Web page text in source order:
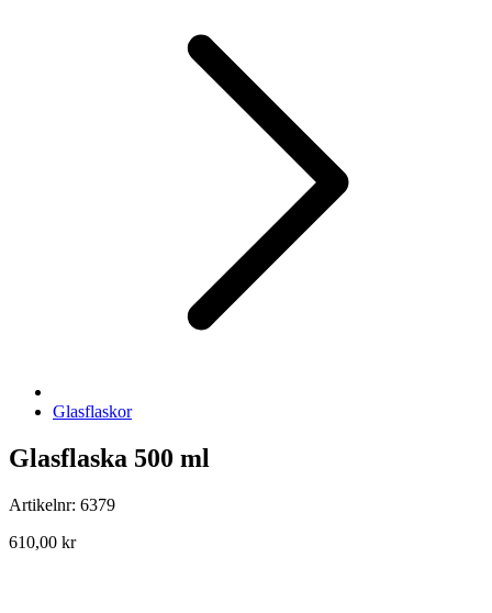
Glasflaskor
Glasflaska 500 ml
Artikelnr: 6379
610,00 kr